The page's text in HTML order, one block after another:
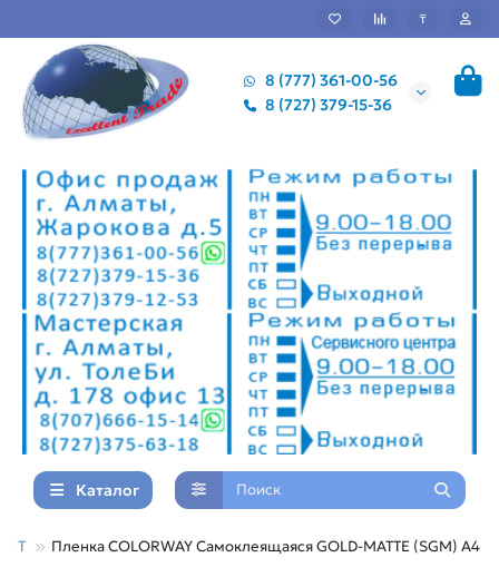
₸
8 (777) 361-00-56
8 (727) 379-15-36
Каталог
Пленка COLORWAY Самоклеящаяся GOLD-MATTE (SGM) А4